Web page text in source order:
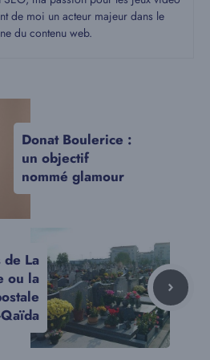
de moi un acteur majeur dans le
du contenu web.
Donat Boulerice :
un objectif
nommé glamour
de La
ou la